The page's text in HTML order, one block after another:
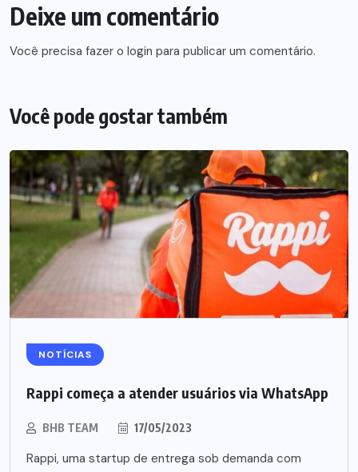
Deixe um comentário
Você precisa fazer o login para publicar um comentário.
Você pode gostar também
NOTÍCIAS
Rappi começa a atender usuários via WhatsApp
BHB TEAM 17/05/2023
Rappi, uma startup de entrega sob demanda com